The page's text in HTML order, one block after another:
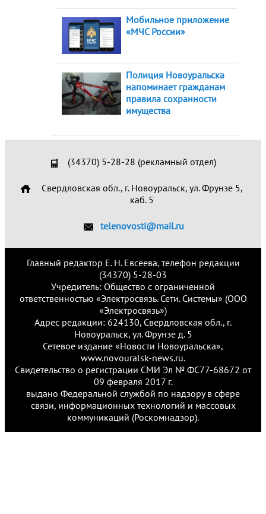
Мобильное приложение
«МЧС России»
Полиция Новоуральска
напоминает гражданам
правила сохранности
имущества
(34370) 5-28-28 (рекламный отдел)
Свердловская обл., г. Новоуральск, ул. Фрунзе 5,
каб. 5
telenovosti@mail.ru
Главный редактор Е. Н. Евсеева, телефон редакции
(34370) 5-28-03
Учредитель: Общество с ограниченной
ответственностью «Электросвязь. Сети. Системы» (ООО
«Электросвязь»)
Адрес редакции: 624130, Свердловская обл., г.
Новоуральск, ул. Фрунзе д. 5
Сетевое издание «Новости Новоуральска»,
www.novouralsk-news.ru.
Свидетельство о регистрации СМИ Эл № ФС77-68672 от
09 февраля 2017 г.
выдано Федеральной службой по надзору в сфере
связи, информационных технологий и массовых
коммуникаций (Роскомнадзор).